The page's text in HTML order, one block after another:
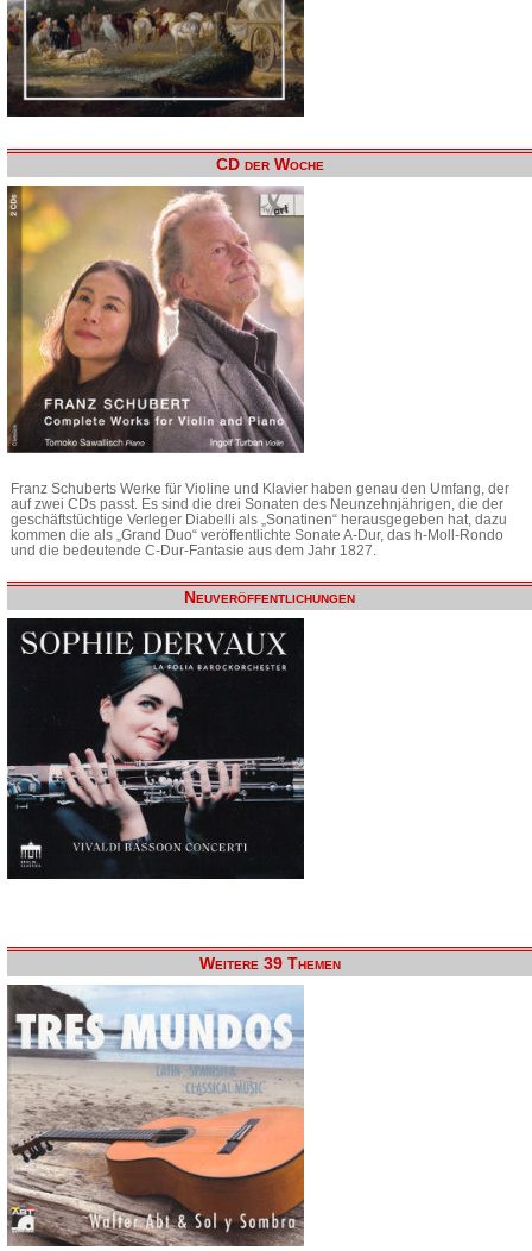
CD der Woche
Franz Schuberts Werke für Violine und Klavier haben genau den Umfang, der
auf zwei CDs passt. Es sind die drei Sonaten des Neunzehnjährigen, die der
geschäftstüchtige Verleger Diabelli als „Sonatinen“ herausgegeben hat, dazu
kommen die als „Grand Duo“ veröffentlichte Sonate A-Dur, das h-Moll-Rondo
und die bedeutende C-Dur-Fantasie aus dem Jahr 1827.
Neuveröffentlichungen
Weitere 39 Themen